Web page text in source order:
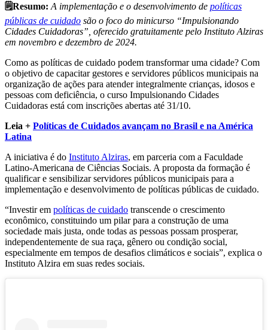
🗒️Resumo: A implementação e o desenvolvimento de políticas
públicas de cuidado são o foco do minicurso “Impulsionando
Cidades Cuidadoras”, oferecido gratuitamente pelo Instituto Alziras
em novembro e dezembro de 2024.
Como as políticas de cuidado podem transformar uma cidade? Com
o objetivo de capacitar gestores e servidores públicos municipais na
organização de ações para atender integralmente crianças, idosos e
pessoas com deficiência, o curso Impulsionando Cidades
Cuidadoras está com inscrições abertas até 31/10.
Leia + Políticas de Cuidados avançam no Brasil e na América
Latina
A iniciativa é do Instituto Alziras, em parceria com a Faculdade
Latino-Americana de Ciências Sociais. A proposta da formação é
qualificar e sensibilizar servidores públicos municipais para a
implementação e desenvolvimento de políticas públicas de cuidado.
“Investir em políticas de cuidado transcende o crescimento
econômico, constituindo um pilar para a construção de uma
sociedade mais justa, onde todas as pessoas possam prosperar,
independentemente de sua raça, gênero ou condição social,
especialmente em tempos de desafios climáticos e sociais”, explica o
Instituto Alzira em suas redes sociais.